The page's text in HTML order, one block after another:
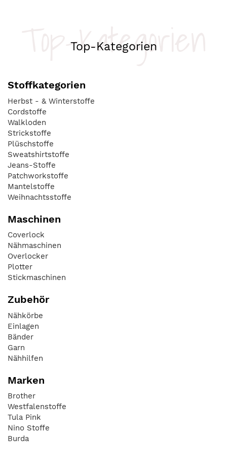
Top-Kategorien
Top-Kategorien
Stoffkategorien
Herbst - & Winterstoffe
Cordstoffe
Walkloden
Strickstoffe
Plüschstoffe
Sweatshirtstoffe
Jeans-Stoffe
Patchworkstoffe
Mantelstoffe
Weihnachtsstoffe
Maschinen
Coverlock
Nähmaschinen
Overlocker
Plotter
Stickmaschinen
Zubehör
Nähkörbe
Einlagen
Bänder
Garn
Nähhilfen
Marken
Brother
Westfalenstoffe
Tula Pink
Nino Stoffe
Burda